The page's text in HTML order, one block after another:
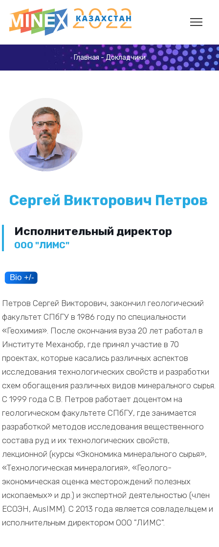
Главная-Докладчики
Сергей Викторович Петров
Исполнительный директор
ООО "ЛИМС"
Петров Сергей Викторович, закончил геологический
факультет СПбГУ в 1986 году по специальности
«Геохимия». После окончания вуза 20 лет работал в
Институте Механобр, где принял участие в 70
проектах, которые касались различных аспектов
исследования технологических свойств и разработки
схем обогащения различных видов минерального сырья.
С 1999 года С.В. Петров работает доцентом на
геологическом факультете СПбГУ, где занимается
разработкой методов исследования вещественного
состава руд и их технологических свойств,
лекционной (курсы «Экономика минерального сырья»,
«Технологическая минералогия», «Геолого-
экономическая оценка месторождений полезных
ископаемых» и др.) и экспертной деятельностью (член
ЕСОЭН, AusIMM). С 2013 года является совладельцем и
исполнительным директором ООО "ЛИМС".